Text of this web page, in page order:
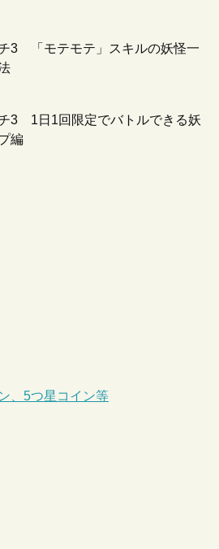
3 「モテモテ」スキルの妖怪一
3 1日1回限定でバトルできる妖
編
、5つ星コイン等